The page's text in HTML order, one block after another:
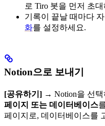
로 Tiro 봇을 먼저 초
기록이 끝날 때마다
화를 설정하세요.
Notion으로 보내기
[공유하기] → Notion을 선
페이지 또는 데이터베이스
페이지로, 데이터베이스를